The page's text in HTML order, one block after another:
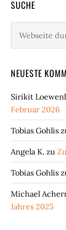
SUCHE
durchsuchen
NEUESTE
Sirikit
Februar 2026
Tobias Gohlis
Angela K. zu
Tobias Gohlis
Michael
Jahres 2025